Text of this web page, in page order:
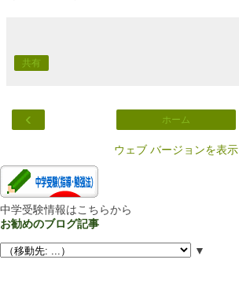
共有
‹ ホーム
ウェブ バージョンを表示
中学受験情報はこちらから
お勧めのブログ記事
▼